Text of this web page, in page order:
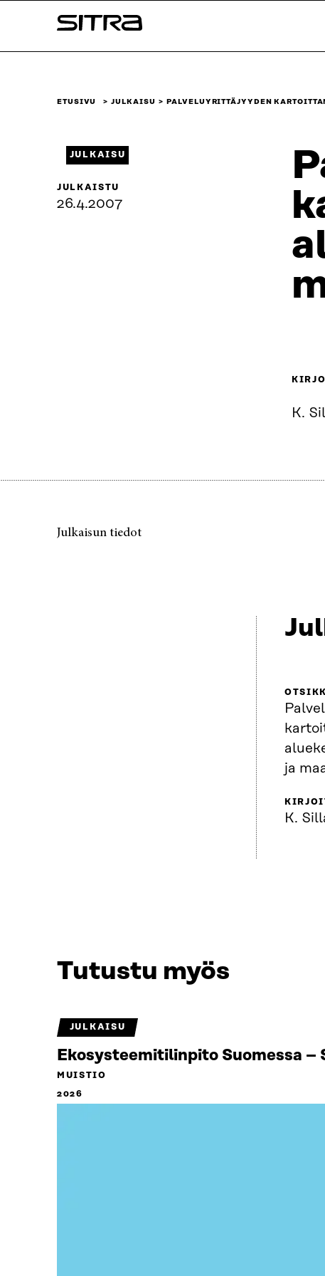
sisältöön
Sitra
ETUSIVU JULKAISU PALVELUYRITTÄJYYDEN
JULKAISU
JULKAISTU
26.4.2007
K.
Julkaisun tiedot
ja
K.
Tutustu myös
JULKAISU
Ekosysteemitilinpito Suomessa –
MUISTIO
2026